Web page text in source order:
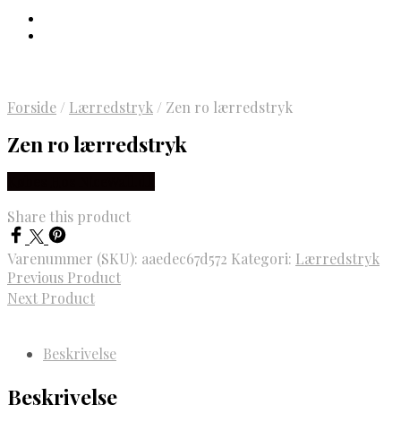
Forside / Lærredstryk / Zen ro lærredstryk
Zen ro lærredstryk
Share this product
Varenummer (SKU): aaedec67d572 Kategori: Lærredstryk
Previous Product
Next Product
Beskrivelse
Beskrivelse